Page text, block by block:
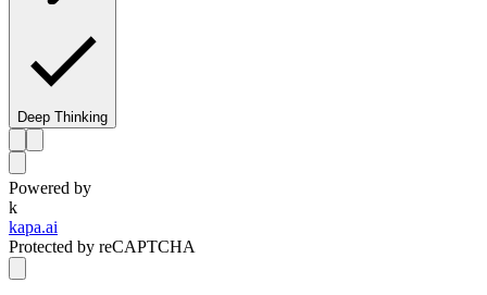
Deep Thinking
Powered by
k
kapa.ai
Protected by reCAPTCHA